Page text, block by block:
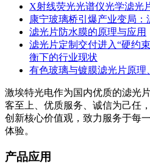
X射线荧光光谱仪光学滤光
康宁玻璃桥引爆产业变局
滤光片防水膜的原理与应用
滤光片定制交付进入“硬约
衡下的行业现状
有色玻璃与镀膜滤光片原
激埃特光电作为国内优质的滤光
客至上、优质服务、诚信为己任
创新核心价值观，致力服务于每
体验。
产品应用